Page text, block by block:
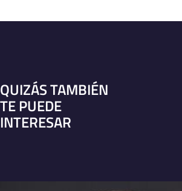
QUIZÁS TAMBIÉN
TE PUEDE
INTERESAR